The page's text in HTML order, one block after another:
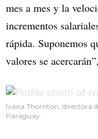
mes a mes y la
incrementos
rápida. Suponemos
valores se
Ivana Thornton, directora
Paraguay.